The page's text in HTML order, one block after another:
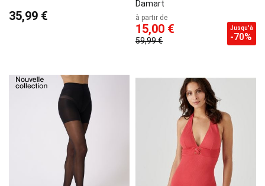
35,99 €
Damart
à partir de
15,00 €
59,99 €
Jusqu'à
-70%